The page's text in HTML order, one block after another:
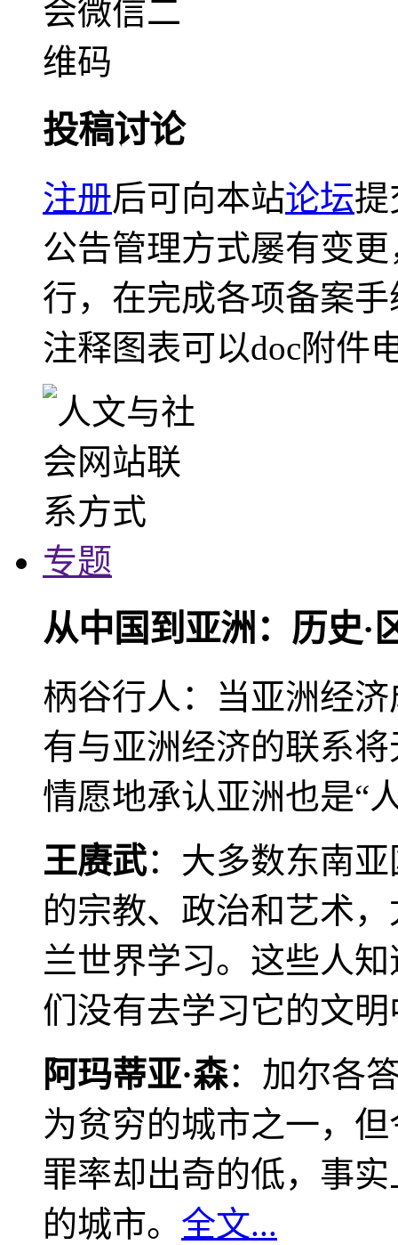
投稿讨论
注册后可向本站论坛提
公告管理方式屡有变
行，在完成各项备案
注释图表可以doc附件
专题
从中国到亚洲：历史·
柄谷行人：当亚洲经
有与亚洲经济的联系
情愿地承认亚洲也是“
王赓武：大多数东南
的宗教、政治和艺术
兰世界学习。这些人
们没有去学习它的文
阿玛蒂亚·森：加尔各
为贫穷的城市之一，
罪率却出奇的低，事
的城市。 全文...